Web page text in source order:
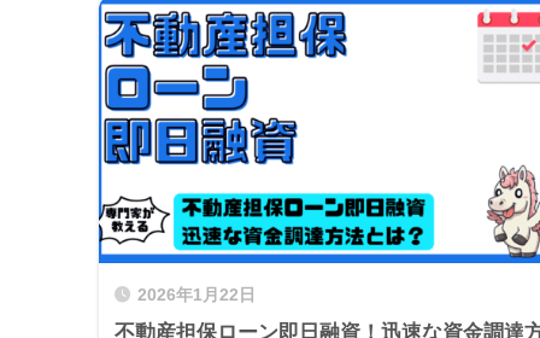
2026年1月22日
不動産担保ローン即日融資！迅速な資金調達